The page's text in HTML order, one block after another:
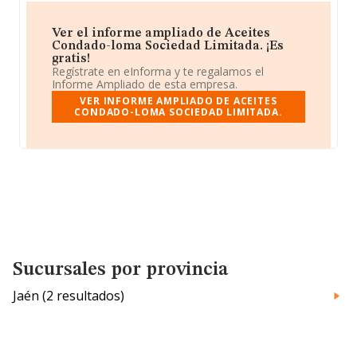
Ver el informe ampliado de Aceites
Condado-loma Sociedad Limitada. ¡Es
gratis!
Regístrate en eInforma y te regalamos el
Informe Ampliado de esta empresa.
VER INFORME AMPLIADO DE ACEITES
CONDADO-LOMA SOCIEDAD LIMITADA.
Sucursales por provincia
Jaén (2 resultados)